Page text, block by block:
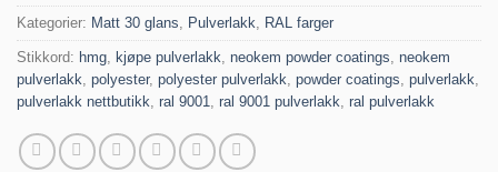
Kategorier: Matt 30 glans Pulverlakk RAL farger
Stikkord: hmg kjøpe pulverlakk neokem powder coatings neokem
pulverlakk polyester, polyester pulverlakk powder coatings pulverlakk
pulverlakk nettbutikk ral 9001 ral 9001 pulverlakk ral pulverlakk